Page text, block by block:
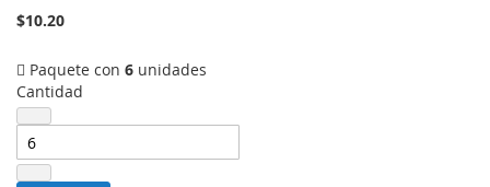
$10.20
Paquete con 6 unidades
Cantidad